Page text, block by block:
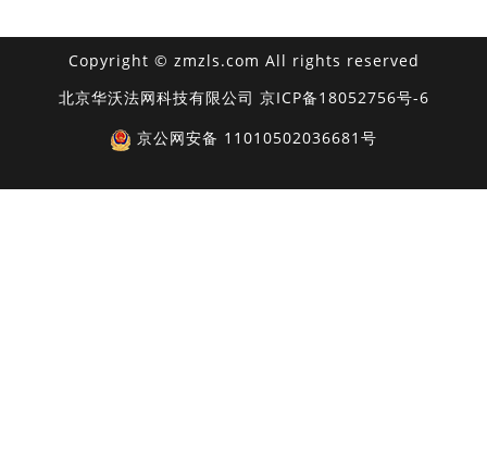
Copyright © zmzls.com All rights reserved
北京华沃法网科技有限公司 京ICP备18052756号-6
京公网安备 11010502036681号